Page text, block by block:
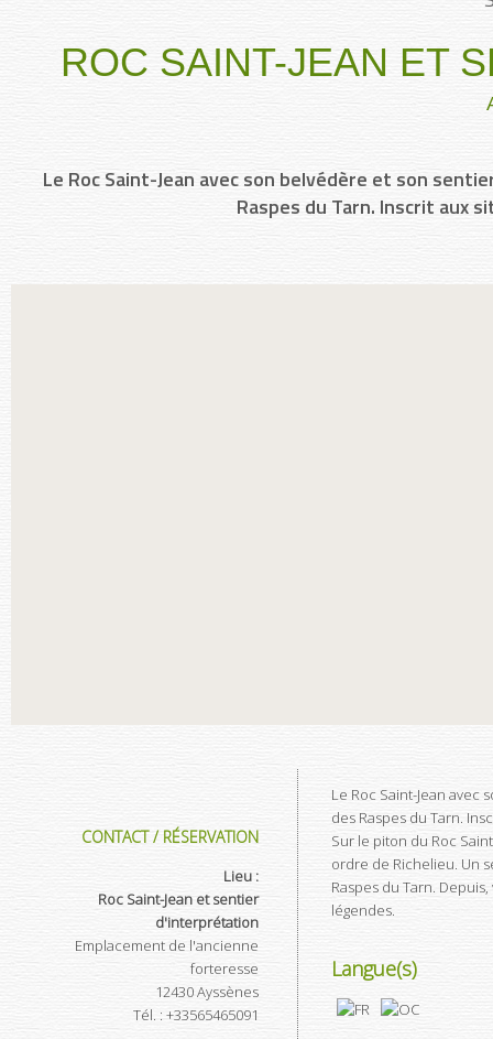
ROC SAINT-JEAN ET
Le Roc Saint-Jean avec son belvédère et son
Raspes du Tarn. Inscrit aux
CONTACT / RÉSERVATION
Lieu :
Roc Saint-Jean et sentier
d'interprétation
Emplacement de l'ancienne
forteresse
12430Ayssènes
Tél. : +33565465091
Le Roc Saint-Jean
des Raspes du Tarn.
Sur le piton du Roc
ordre de Richelieu. Un
Raspes du Tarn.
légendes.
Langue(s)